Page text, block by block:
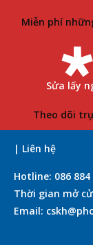
Miễn phí
Sửa lấy
Theo dõi
| Liên hệ
Hotline: 086 884
Thời gian mở
Email: